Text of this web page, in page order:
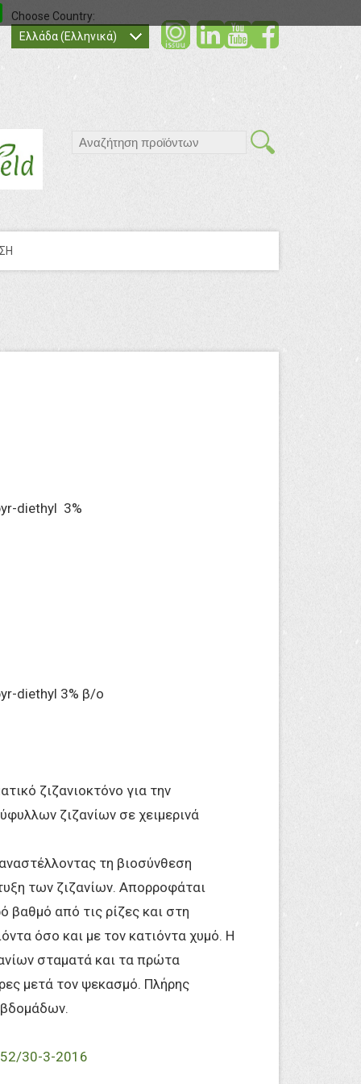
social
social
Choose Country:
Ελλάδα (Ελληνικά)
search
diethyl 3%
diethyl 3% β/ο
ζιζανιοκτόνο για την
ζιζανίων σε χειμερινά
τη βιοσύνθεση
των ζιζανίων. Απορροφάται
βαθμό από τις ρίζες και στη
όσο και με τον κατιόντα χυμό. Η
σταματά και τα πρώτα
μετά τον ψεκασμό. Πλήρης
30-3-2016